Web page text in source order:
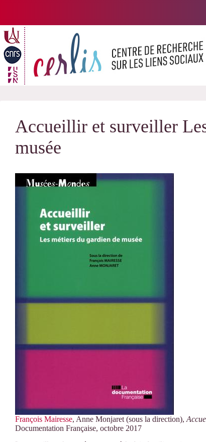
Accueillir et surveiller
musée
François Mairesse, Anne Monjaret (sous la direction),
Documentation Française, octobre 2017